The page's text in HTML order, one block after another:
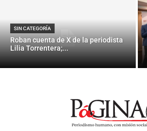
SIN CATEGORÍA
Roban cuenta de X de la periodista
Lilia Torrentera;...